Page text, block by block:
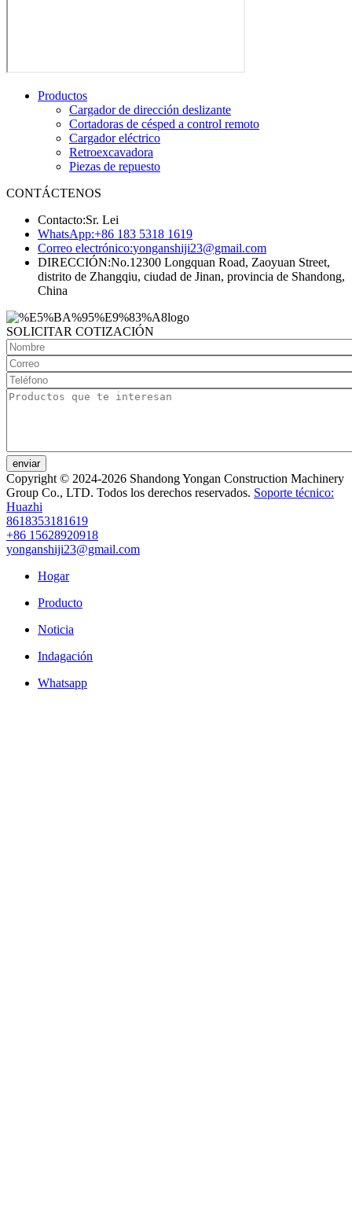
Productos
Cargador de dirección deslizante
Cortadoras de césped a control remoto
Cargador eléctrico
Retroexcavadora
Piezas de repuesto
CONTÁCTENOS
Contacto:Sr. Lei
WhatsApp:+86 183 5318 1619
Correo electrónico:yonganshiji23@gmail.com
DIRECCIÓN:No.12300 Longquan Road, Zaoyuan Street,
distrito de Zhangqiu, ciudad de Jinan, provincia de Shandong,
China
SOLICITAR COTIZACIÓN
enviar
Copyright © 2024-2026 Shandong Yongan Construction Machinery
Group Co., LTD. Todos los derechos reservados. Soporte técnico:
Huazhi
8618353181619
+86 15628920918
yonganshiji23@gmail.com
Hogar
Producto
Noticia
Indagación
Whatsapp